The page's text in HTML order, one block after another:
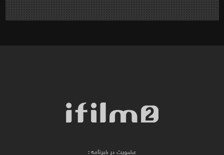
عضویت در خبرنامه :